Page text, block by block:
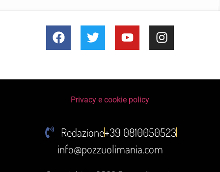
Redazione+39 0810050523
info@pozzuolimania.com
Privacy e cookie policy